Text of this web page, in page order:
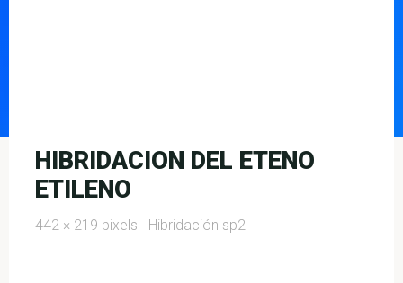
HIBRIDACION DEL ETENO
ETILENO
Full
442 × 219 pixels Hibridación sp2